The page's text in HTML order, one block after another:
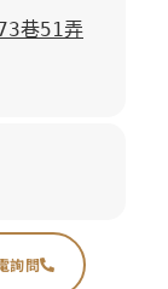
巷51弄
詢問